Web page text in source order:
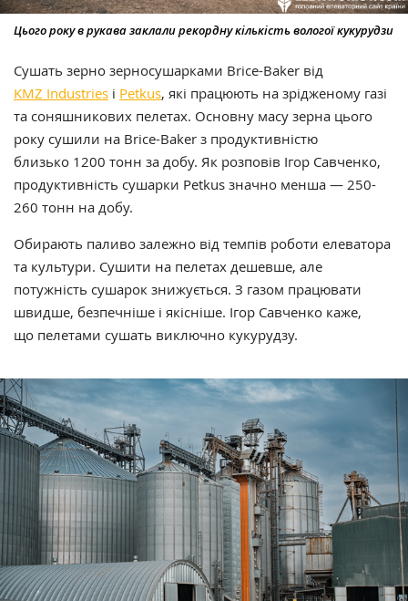
Цього року в рукава заклали рекордну кількість вологої кукурудзи
Сушать зерно зерносушарками Brice-Baker від
KMZ Industries і Petkus, які працюють на зрідженому газі
та соняшникових пелетах. Основну масу зерна цього
року сушили на Brice-Baker з продуктивністю
близько 1 200 тонн за добу. Як розповів Ігор Савченко,
продуктивність сушарки Petkus значно менша — 250-
260 тонн на добу.
Обирають паливо залежно від темпів роботи елеватора
та культури. Сушити на пелетах дешевше, але
потужність сушарок знижується. З газом працювати
швидше, безпечніше і якісніше. Ігор Савченко каже,
що пелетами сушать виключно кукурудзу.